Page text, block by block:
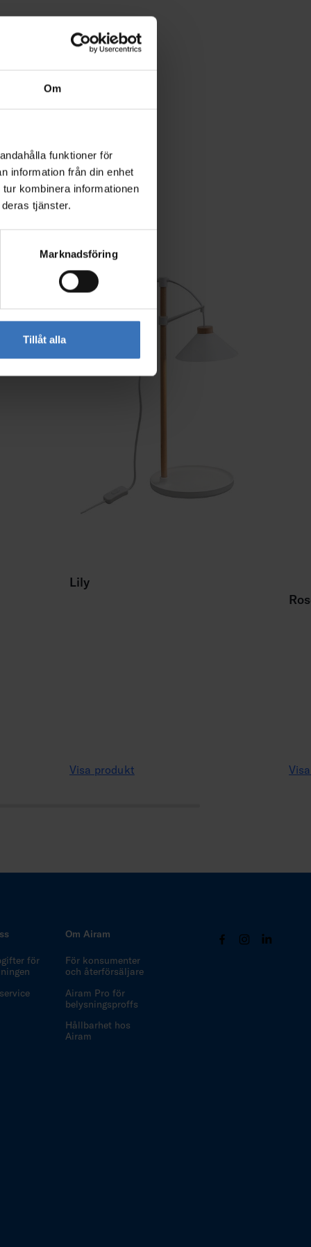
Om
funktioner för
information från din enhet
kombinera informationen
tjänster.
Marknadsföring
Tillåt alla
Lily
Visa produkt
för
Om Airam
För konsumenter
och återförsäljare
Airam Pro för
belysningsproffs
Hållbarhet hos
Airam